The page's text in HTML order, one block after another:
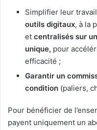
Simplifier leur
outils digitaux, à la
et centralisés sur
unique, pour
efficacité ;
Garantir un
condition (paliers,
Pour bénéficier de
payent uniquement un